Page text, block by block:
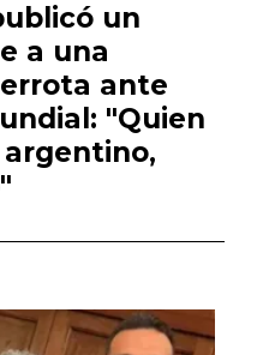
un
a una
ante
"Quien